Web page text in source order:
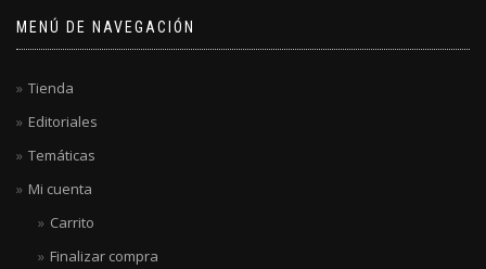
MENÚ DE NAVEGACIÓN
Tienda
Editoriales
Temáticas
Mi cuenta
Carrito
Finalizar compra